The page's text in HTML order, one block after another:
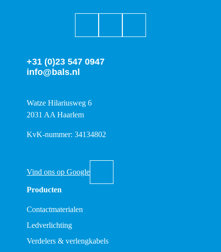
+31 (0)23 547 0947
info@bals.nl
Watze Hilariusweg 6
2031 AA Haarlem
KvK-nummer: 34134802
Vind ons op Google
Producten
Contactmaterialen
Ledverlichting
Verdelers & verlengkabels